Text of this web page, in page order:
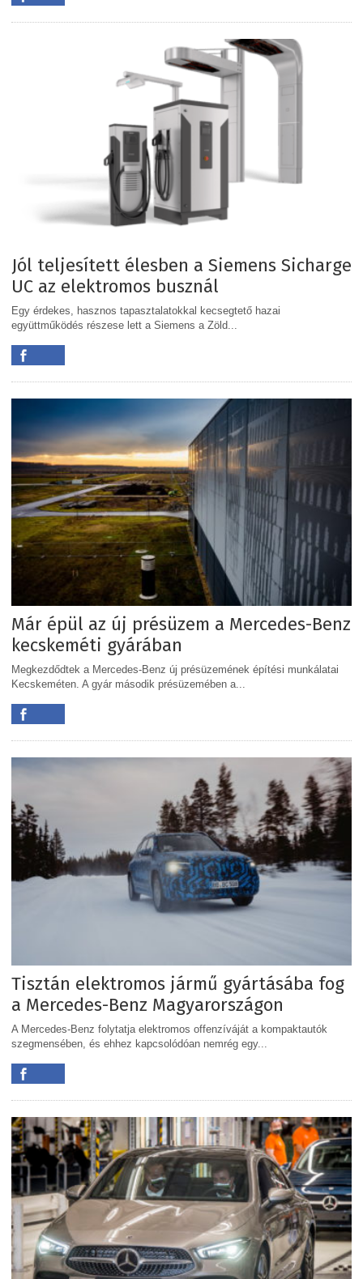
Jól teljesített élesben a Siemens Sicharge
UC az elektromos busznál
Egy érdekes, hasznos tapasztalatokkal kecsegtető hazai
együttműködés részese lett a Siemens a Zöld...
Már épül az új présüzem a Mercedes-Benz
kecskeméti gyárában
Megkezdődtek a Mercedes-Benz új présüzemének építési munkálatai
Kecskeméten. A gyár második présüzemében a...
Tisztán elektromos jármű gyártásába fog
a Mercedes-Benz Magyarországon
A Mercedes-Benz folytatja elektromos offenzíváját a kompaktautók
szegmensében, és ehhez kapcsolódóan nemrég egy...